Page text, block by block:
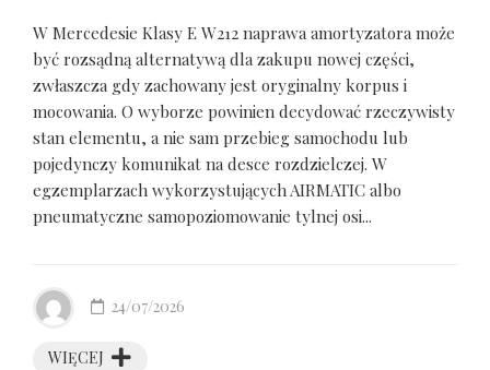
W Mercedesie Klasy E W212 naprawa amortyzatora może
być rozsądną alternatywą dla zakupu nowej części,
zwłaszcza gdy zachowany jest oryginalny korpus i
mocowania. O wyborze powinien decydować rzeczywisty
stan elementu, a nie sam przebieg samochodu lub
pojedynczy komunikat na desce rozdzielczej. W
egzemplarzach wykorzystujących AIRMATIC albo
pneumatyczne samopoziomowanie tylnej osi...
WIĘCEJ
24/07/2026